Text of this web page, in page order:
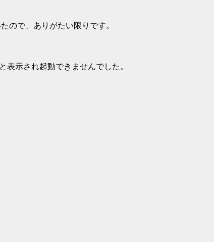
ので、ありがたい限りです。
表示され起動できませんでした。